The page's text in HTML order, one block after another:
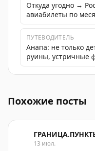
Откуда угодно →
авиабилеты по
ПУТЕВОДИТЕЛЬ
Анапа: не только
руины, устричные
Похожие посты
13 июл.